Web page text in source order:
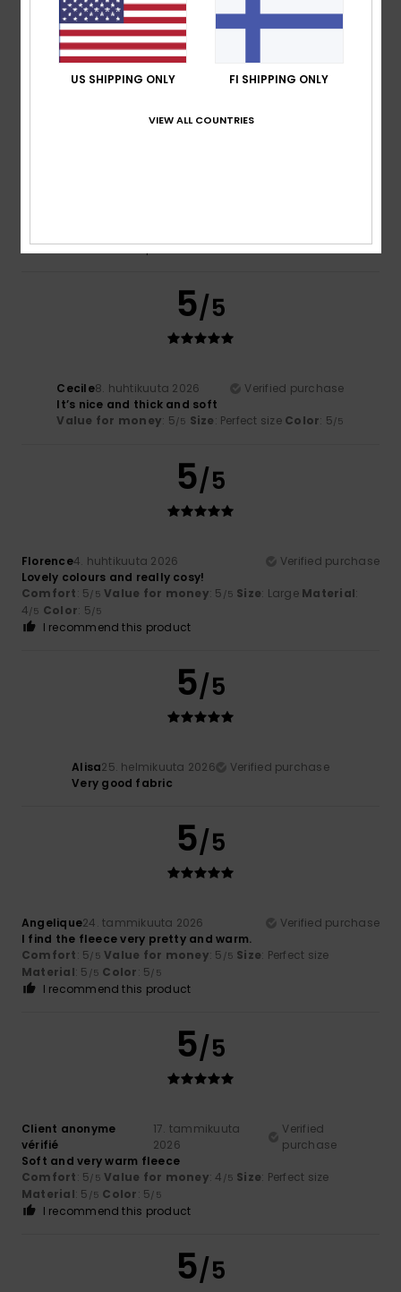
Comfort: 5/5 Value for money
Material: 5/5 Color: 5/5
I recommend this product
I recommend this product
5/5
Cecile8. huhtikuuta 2026
Verified purchase
It’s nice and thick and soft
Value for money: 5/5 Size: Perfect size Color: 5/5
5/5
Florence4. huhtikuuta 2026
Verified purchase
Lovely colours and really cosy!
Comfort: 5/5 Value for money: 5 /5 Size: Large Material:
4/5 Color: 5/5
I recommend this product
5/5
Alisa25. helmikuuta 2026
Verified purchase
Very good fabric
5/5
Angelique24. tammikuuta 2026
Verified purchase
I find the fleece very pretty and warm.
Comfort: 5/5 Value for money: 5 /5 Size: Perfect size
Material: 5 /5 Color: 5/5
I recommend this product
5/5
Client anonyme
vérifié
17. tammikuuta
2026
Verified
purchase
Soft and very warm fleece
Comfort: 5/5 Value for money: 4 /5 Size: Perfect size
Material: 5 /5 Color: 5/5
I recommend this product
5/5
US SHIPPING ONLY FI SHIPPING ONLY
VIEW ALL COUNTRIES